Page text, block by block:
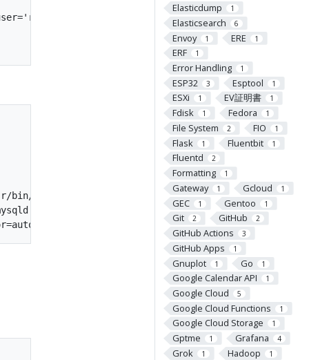
Elasticdump 1
Elasticsearch 6
Envoy 1 ERE 1
ERF 1
Error Handling 1
ESP32 3 Esptool 1
ESXi 1 EV証明書 1
Fdisk 1 Fedora 1
File System 2 FIO 1
Flask 1 Fluentbit 1
Fluentd 2
Formatting 1
Gateway 1 Gcloud 1
GEC 1 Gentoo 1
Git 2 GitHub 2
GitHub Actions 3
GitHub Apps 1
Gnuplot 1 Go 1
Google Calendar API 1
Google Cloud 5
Google Cloud Functions 1
Google Cloud Storage 1
Gptme 1 Grafana 4
Grok 1 Hadoop 1
mysqld_safe --skip-grant-tables --skip-networking
--basedir=/usr --datadir=/var/lib/mysql --